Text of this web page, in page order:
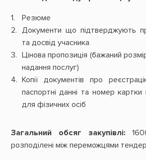
Резюме
Документи що підтверджують
та досвід учасника
Цінова пропозиція (бажаний
надання послуг)
Копії документів про
паспортні данні та номер картки
для фізичних осіб
Загальний обсяг закупівлі:
розподілені між переможцями